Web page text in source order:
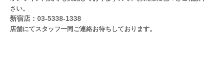
さい。
新宿店：03-5338-1338
店舗にてスタッフ一同ご連絡お待ちしております。